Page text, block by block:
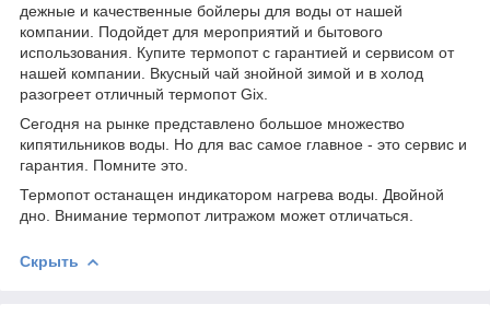
дежные и качественные бойлеры для воды от нашей
компании. Подойдет для мероприятий и бытового
использования. Купите термопот с гарантией и сервисом от
нашей компании. Вкусный чай знойной зимой и в холод
разогреет отличный термопот Gix.
Сегодня на рынке представлено большое множество
кипятильников воды. Но для вас самое главное - это сервис и
гарантия. Помните это.
Термопот останащен индикатором нагрева воды. Двойной
дно. Внимание термопот литражом может отличаться.
Скрыть